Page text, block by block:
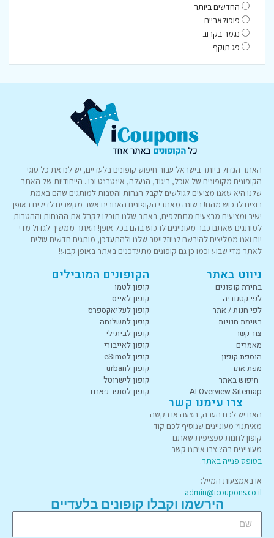
החדשים ביותר
פופולאריים
נגמר בקרוב
פג תוקף
האתר הגדול ביותר בישראל עבור חיפוש קופונים בלעדיים, יש לנו את כל סוגי
הקופונים מקופונים של אוכל, ביגוד, הנעלה, אינטרנט וכו.. הייחודיות של האתר
שלנו היא שאנו מציעים לגולשים לקבל הנחות והטבות למותגים שהם באמת
רוצים לרכוש מהם! בשונה מאתרי הקופונים האחרים אשר מקשרים לדילים באופן
ישיר ומציעים מבצעים מתחלפים, באתר שלנו תוכלו לקבל את ההנחות וההטבות
למותגים שאתם כבר מעוניינים לרכוש בהם בכל אופן! האתר ממשיך לגדול מדי
יום ואנו ממליצים להירשם לניוזלייטר שלנו ולהתעדכן, מותגים חדשים עולים
לאתר מדי שבוע וכמו כן גם קופונים מתעדכנים באתר באופן קבוע!
ניווט באתר
בחירת קופונים
לפי קטגוריה
לפי חנות / אתר
רשימת חנויות
צור קשר
מאמרים
הוספת קופון
מפת אתר
חיפוש באתר
AI Overview Sitemap
הקופונים המובילים
קופון לטמו
קופון לאייס
קופון לעליאקספרס
קופון למשלוחה
קופון לביתילי
קופון לאייבורי
קופון לeSimo
קופון לurban
קופון לישרוטל
קופון לסופר פארם
צרו עימנו קשר
האם יש לכם הערה, הצעה או בקשה
מאיתנו? מעוניינים שנוסיף לכם קוד
קופון לחנות ספציפית שאתם
מעוניינים בה? צרו איתנו קשר
בטופס פנייה באתר.
או באמצעות המייל:
admin@icoupons.co.il
הירשמו וקבלו קופונים בלעדיים